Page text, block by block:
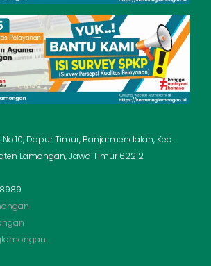
No.10, Dapur Timur, Banjarmendalan, Kec.
Lamongan, Jawa Timur 62212